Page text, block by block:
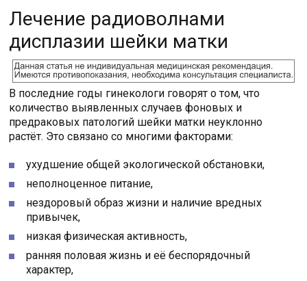
Лечение радиоволнами
дисплазии шейки матки
В последние годы гинекологи говорят о том, что
количество выявленных случаев фоновых и
предраковых патологий шейки матки неуклонно
растёт. Это связано со многими факторами:
ухудшение общей экологической обстановки,
неполноценное питание,
нездоровый образ жизни и наличие вредных
привычек,
низкая физическая активность,
ранняя половая жизнь и её беспорядочный
характер,